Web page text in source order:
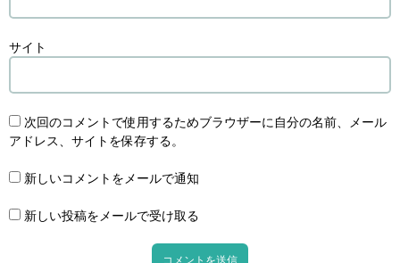
サイト
次回のコメントで使用するためブラウザーに自分の名前、メール
アドレス、サイトを保存する。
新しいコメントをメールで通知
新しい投稿をメールで受け取る